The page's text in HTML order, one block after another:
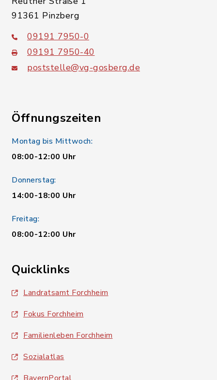
91361 Pinzberg
09191 7950-0
09191 7950-40
poststelle@vg-gosberg.de
Öffnungszeiten
Montag bis Mittwoch:
08:00-12:00 Uhr
Donnerstag:
14:00-18:00 Uhr
Freitag:
08:00-12:00 Uhr
Quicklinks
Landratsamt Forchheim
Fokus Forchheim
Familienleben Forchheim
Sozialatlas